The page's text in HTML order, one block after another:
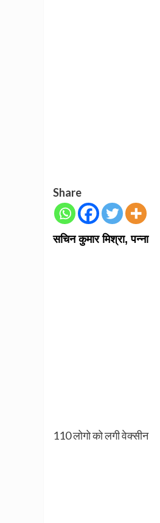
Share
सचिन कुमार मिश्रा, पन्ना
110 लोगो को लगी वेक्सीन